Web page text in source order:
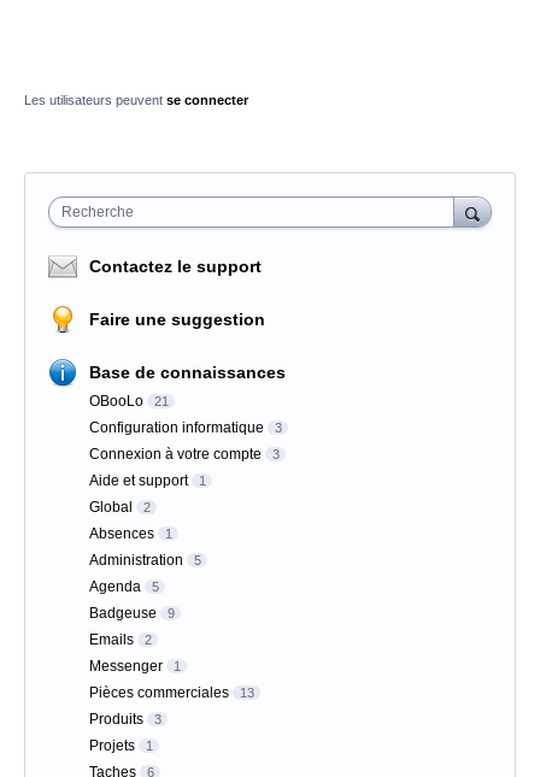
Les utilisateurs peuvent se connecter
Recherche
Contactez le support
Faire une suggestion
Base de connaissances
OBooLo 21
Configuration informatique 3
Connexion à votre compte 3
Aide et support 1
Global 2
Absences 1
Administration 5
Agenda 5
Badgeuse 9
Emails 2
Messenger 1
Pièces commerciales 13
Produits 3
Projets 1
Taches 6